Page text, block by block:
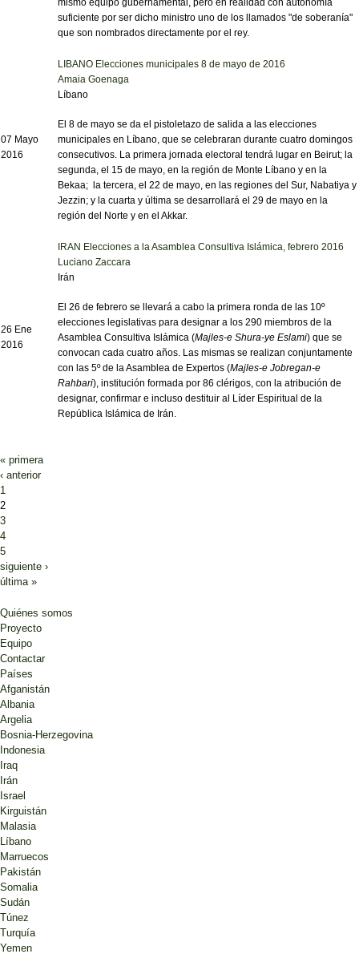
suficiente por ser dicho ministro uno de los llamados "de soberanía"
que son nombrados directamente por el rey.
07 Mayo
2016
LIBANO Elecciones municipales 8 de mayo de 2016
Amaia Goenaga
Líbano
El 8 de mayo se da el pistoletazo de salida a las elecciones
municipales en Líbano, que se celebraran durante cuatro domingos
consecutivos. La primera jornada electoral tendrá lugar en Beirut; la
segunda, el 15 de mayo, en la región de Monte Líbano y en la
Bekaa; la tercera, el 22 de mayo, en las regiones del Sur, Nabatiya y
Jezzin; y la cuarta y última se desarrollará el 29 de mayo en la
región del Norte y en el Akkar.
26 Ene
2016
IRAN Elecciones a la Asamblea Consultiva Islámica, febrero 2016
Luciano Zaccara
Irán
El 26 de febrero se llevará a cabo la primera ronda de las 10º
elecciones legislativas para designar a los 290 miembros de la
Asamblea Consultiva Islámica (Majles-e Shura-ye Eslami) que se
convocan cada cuatro años. Las mismas se realizan conjuntamente
con las 5º de la Asamblea de Expertos (Majles-e Jobregan-e
Rahbari), institución formada por 86 clérigos, con la atribución de
designar, confirmar e incluso destituir al Líder Espiritual de la
República Islámica de Irán.
Páginas
« primera
‹ anterior
1
2
3
4
5
siguiente ›
última »
Quiénes somos
Proyecto
Equipo
Contactar
Países
Afganistán
Albania
Argelia
Bosnia-Herzegovina
Indonesia
Iraq
Irán
Israel
Kirguistán
Malasia
Líbano
Marruecos
Pakistán
Somalia
Sudán
Túnez
Turquía
Yemen